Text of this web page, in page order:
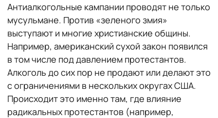
Антиалкогольные кампании проводят не только
мусульмане. Против «зеленого змия»
выступают и многие христианские общины.
Например, американский сухой закон появился
в том числе под давлением протестантов.
Алкоголь до сих пор не продают или делают это
с ограничениями в нескольких округах США.
Происходит это именно там, где влияние
радикальных протестантов (например,